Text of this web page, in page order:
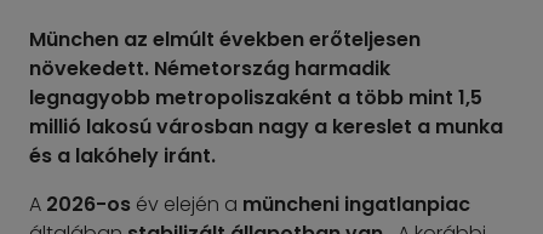
München az elmúlt években erőteljesen
növekedett. Németország harmadik
legnagyobb metropoliszaként a több mint 1,5
millió lakosú városban nagy a kereslet a munka
és a lakóhely iránt.
A 2026-os év elején a müncheni ingatlanpiac